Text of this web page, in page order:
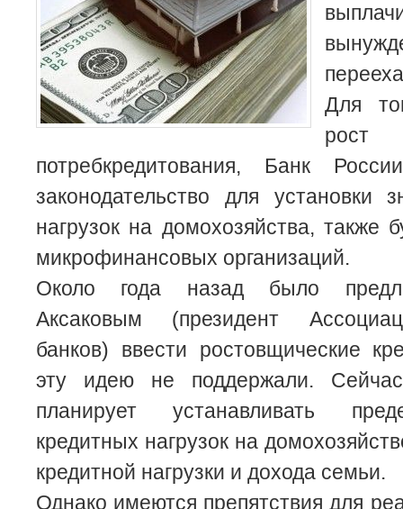
Для
рост
потребкредитования, Банк
законодательство для установки
нагрузок на домохозяйства, также
микрофинансовых организаций.
Около года назад было
Аксаковым (президент
банков) ввести ростовщические
эту идею не поддержали. Сейчас
планирует устанавливать
кредитных нагрузок на
кредитной нагрузки и дохода семьи.
Однако имеются препятствия для